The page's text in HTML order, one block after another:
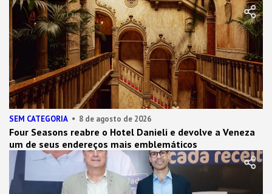
SEM CATEGORIA 8 de agosto de 2026
Four Seasons reabre o Hotel Danieli e devolve a Veneza
um de seus endereços mais emblemáticos